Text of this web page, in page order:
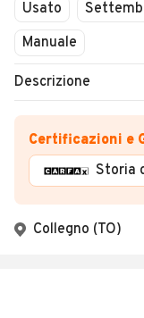
Usato
Manuale
Descrizione
Certificazioni e
Storia
Collegno (TO)